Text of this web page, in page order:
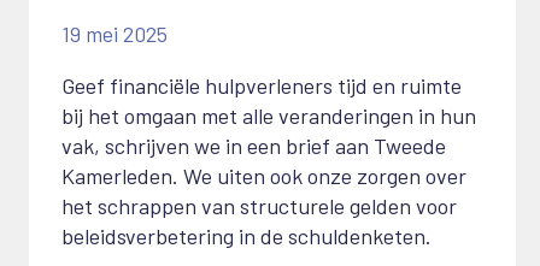
19 mei 2025
Geef financiële hulpverleners tijd en ruimte
bij het omgaan met alle veranderingen in hun
vak, schrijven we in een brief aan Tweede
Kamerleden. We uiten ook onze zorgen over
het schrappen van structurele gelden voor
beleidsverbetering in de schuldenketen.